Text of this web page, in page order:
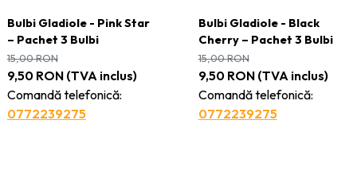
Bulbi Gladiole - Pink Star
– Pachet 3 Bulbi
9,50 RON(TVA inclus)
Comandă telefonică:
0772239275
15,00RON
Bulbi Gladiole - Black
Cherry – Pachet 3 Bulbi
9,50 RON(TVA inclus)
Comandă telefonică:
0772239275
15,00RON